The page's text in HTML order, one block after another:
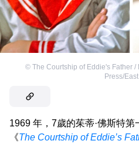
© The Courtship of Eddie's Father /
Press/
1969 年，7歲的茱蒂·佛斯特第
《The Courtship of Eddie’s